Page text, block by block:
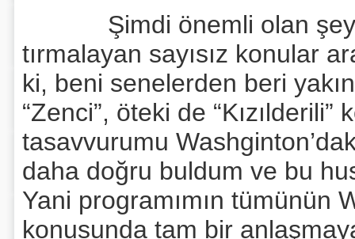
Şimdi önemli olan şey
tırmalayan sayısız konular
ki, beni senelerden beri
“Zenci”, öteki de
tasavvurumu
daha doğru buldum ve bu
Yani programımın tümünün
konusunda tam bir